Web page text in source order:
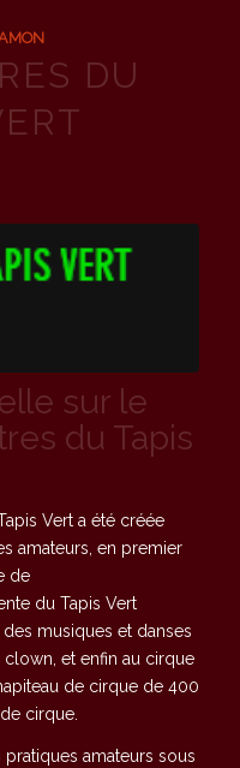
DU
sur le
du Tapis
Vert a été créée
amateurs, en premier
de
du Tapis Vert
des musiques et danses
clown, et enfin au cirque
de cirque de 400
cirque.
pratiques amateurs sous